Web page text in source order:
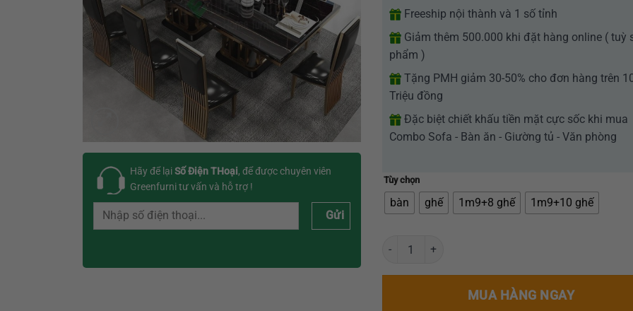
Hãy để lạiSố Điện THoại, để được chuyên viên
Greenfurni tư vấn và hỗ trợ !
Gửi
Freeship nội thành và 1 số tỉnh
Giảm thêm 500.000 khi đặt hàng online ( tuỳ
phẩm )
Tặng PMH giảm 30-50% cho đơn hàng trên
Triệu đồng
Đặc biệt chiết khấu tiền mặt cực sốc khi mua
Combo Sofa - Bàn ăn - Giường tủ - Văn phòng
Tùy chọn
bàn ghế 1m9+8 ghế 1m9+10 ghế
Bộ bàn ghế ăn hiện đại GR-TKBA01 số lượng
MUA HÀNG NGAY